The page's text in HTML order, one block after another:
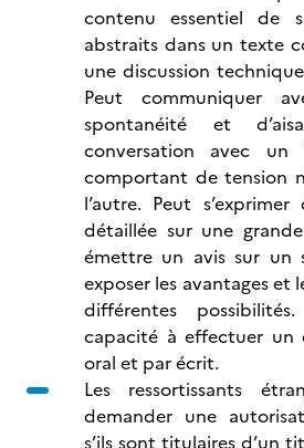
contenu essentiel de
abstraits dans un texte
une discussion
Peut communiquer
spontanéité et
conversation avec
comportant de tension
l’autre. Peut
détaillée sur une
émettre un avis sur un
exposer les avantages et
différentes
capacité à effectuer un
oral et par écrit.
Les ressortissants
demander une
s’ils sont titulaires d’un